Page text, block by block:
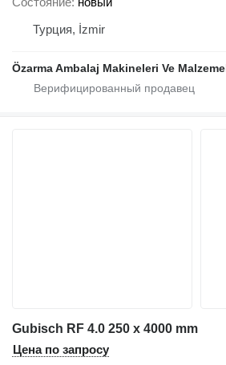
Турция, İzmir
Gubisch RF 4.0 250 x 4000 mm
Цена по запросу